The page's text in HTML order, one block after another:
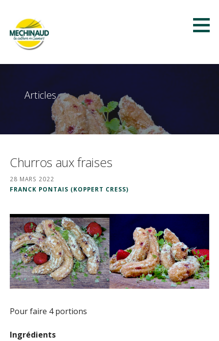
contenu
Articles
Churros aux fraises
28 MARS 2022
FRANCK PONTAIS (KOPPERT CRESS)
Pour faire 4 portions
Ingrédients